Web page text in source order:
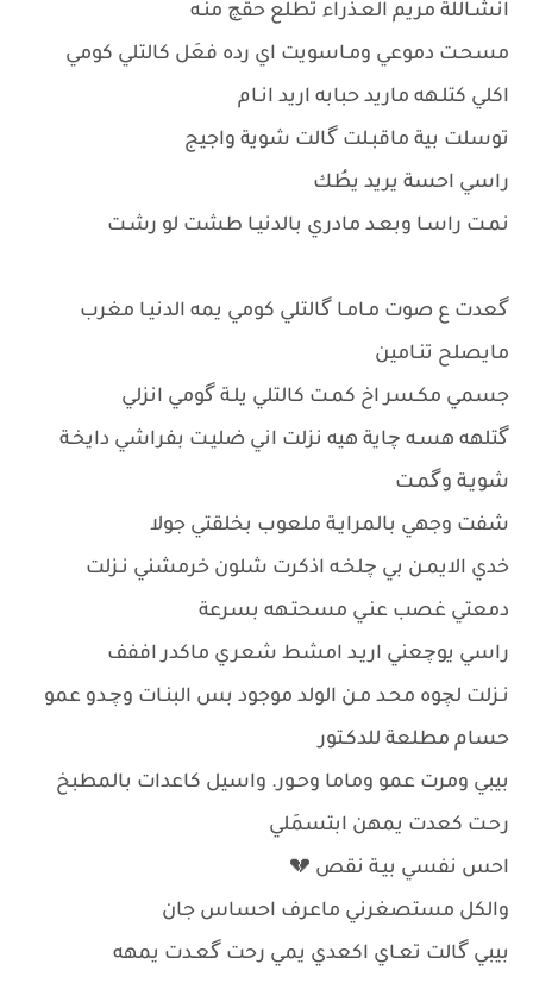
انشـاللة مريم العـذراء تطلع حقچ منـه
مسحـت دموعي ومـاسويت اي رده فعَل كالتلي كومي
اكلي كتلـهه ماريد حبابه اريد انـام
توسلت بية ماقبـلت گالت شوية واجيج
راسي احسة يريد يطُك
نمـت راسـا وبعـد مادري بالدنيـا طشت لو رشـت
گعدت ع صوت مـامـا گالتلي كومي يمه الدنيـا مغرب
مايصلح تنـامين
جسمي مكـسر اخ كمـت كالتلي يلـة گومي انزلي
گتلهه هسـه چاية هيه نزلت اني ضليـت بفراشي دايخـة
شويـة وگمـت
شفت وجهي بالمرايـة ملعوب بخلقتي جولا
خدي الايمـن بي چلخـه اذكرت شلون خرمشني نـزلت
دمعتي غصب عنـي مسحتـهه بسرعة
راسي يوچعني اريـد امشط شعري ماكدر اففف
نـزلت لچوه محـد مـن الولد موجود بس البنـات وچـدو عمو
حسام مطلعة للدكـتور
بيبي ومرت عمو وماما وحـور. واسيل كاعدات بالمطبخ
رحـت كعدت يمهن ابتسمَلي
احس نفسي بيـة نقص 💔
والكل مستصغرني ماعرف احساس جان
بيبي گالت تعـاي اكعدي يمي رحت گعـدت يمهه